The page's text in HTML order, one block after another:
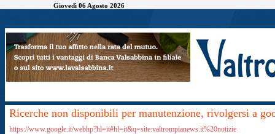
Giovedì 06 Agosto 2026
Ricerche non disponibili per manutenzione, rivolgersi a
https://www.google.it/webhp?hl=it#hl=it&q=site:valtrompianews.it%20notizie